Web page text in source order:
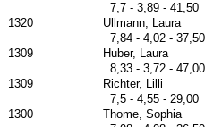
7,7 - 3,89 - 41,50
1320
Ullmann, Laura
7,84 - 4,02 - 37,50
1309
Huber, Laura
8,33 - 3,72 - 47,00
1309
Richter, Lilli
7,5 - 4,55 - 29,00
1300
Thome, Sophia